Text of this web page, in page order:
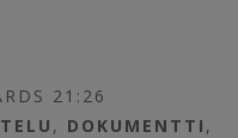
21:26
, DOKUMENTTI ,